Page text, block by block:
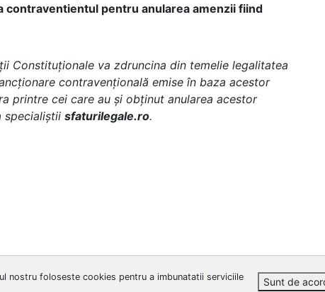
nostru foloseste cookies pentru a imbunatatii serviciile Sunt de
contraventientul pentru anularea amenzii fiind
Constituționale va zdruncina din temelie legalitatea
contravențională emise în baza acestor
printre cei care au și obținut anularea acestor
specialiștii sfaturilegale.ro.